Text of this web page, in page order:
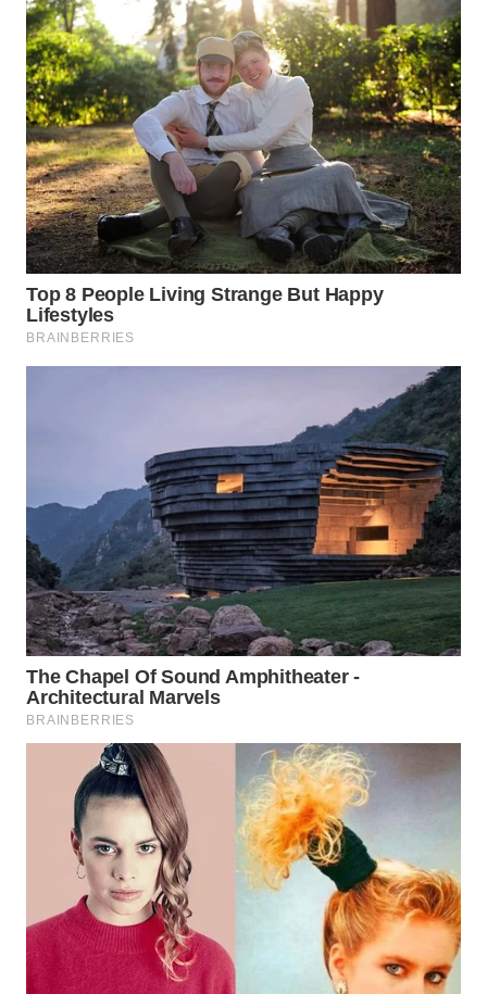
WN
LIKUPANG
WN
LABUANBAJO
WN
BORNEO
Wahana
Media
Group
WAHANA
ADVOKAT
WAHANA
INFRASTRUKTUR
WAHANA
KONSUMEN
WAHANA
LISTRIK
WAHANA
TRAVEL
WAHANA
TV